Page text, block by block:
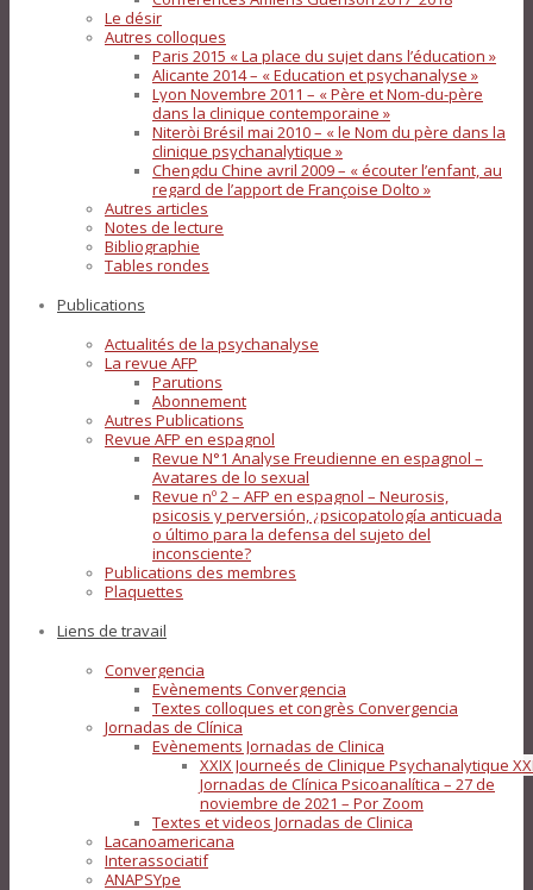
Le désir
Autres colloques
Paris 2015 « La place du sujet dans l’éducation »
Alicante 2014 – « Education et psychanalyse »
Lyon Novembre 2011 – « Père et Nom-du-père
dans la clinique contemporaine »
Niteròi Brésil mai 2010 – « le Nom du père dans la
clinique psychanalytique »
Chengdu Chine avril 2009 – « écouter l’enfant, au
regard de l’apport de Françoise Dolto »
Autres articles
Notes de lecture
Bibliographie
Tables rondes
Publications
Actualités de la psychanalyse
La revue AFP
Parutions
Abonnement
Autres Publications
Revue AFP en espagnol
Revue N°1 Analyse Freudienne en espagnol –
Avatares de lo sexual
Revue nº 2 – AFP en espagnol – Neurosis,
psicosis y perversión, ¿psicopatología anticuada
o último para la defensa del sujeto del
inconsciente?
Publications des membres
Plaquettes
Liens de travail
Convergencia
Evènements Convergencia
Textes colloques et congrès Convergencia
Jornadas de Clínica
Evènements Jornadas de Clinica
XXIX Journeés de Clinique Psychanalytique
Jornadas de Clínica Psicoanalítica – 27 de
noviembre de 2021 – Por Zoom
Textes et videos Jornadas de Clinica
Lacanoamericana
Interassociatif
ANAPSYpe